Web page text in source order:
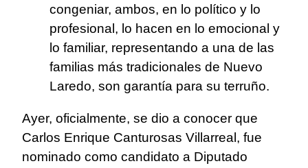
congeniar, ambos, en lo político y lo
profesional, lo hacen en lo emocional y
lo familiar, representando a una de las
familias más tradicionales de Nuevo
Laredo, son garantía para su terruño.
Ayer, oficialmente, se dio a conocer que
Carlos Enrique Canturosas Villarreal, fue
nominado como candidato a Diputado